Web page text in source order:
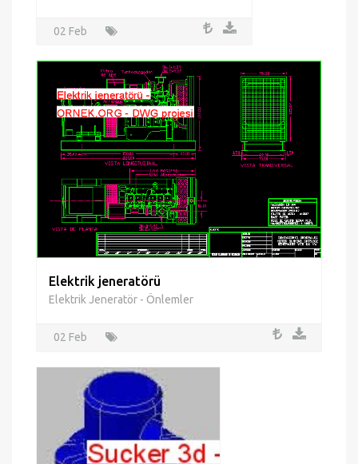
02 Feb
Elektrik jeneratörü
Elektrik Jeneratör - Önlemler
02 Feb